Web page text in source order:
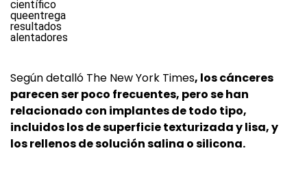
Según detalló The New York Times, los cánceres
parecen ser poco frecuentes, pero se han
relacionado con implantes de todo tipo,
incluidos los de superficie texturizada y lisa, y
los rellenos de solución salina o silicona.